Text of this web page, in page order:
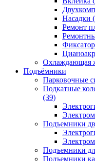
Насадки
Ремонт
Охлаждающая
Подъёмники
Парковочные
Подкатные
(39)
Подъемники
Подъемники
Подъемники